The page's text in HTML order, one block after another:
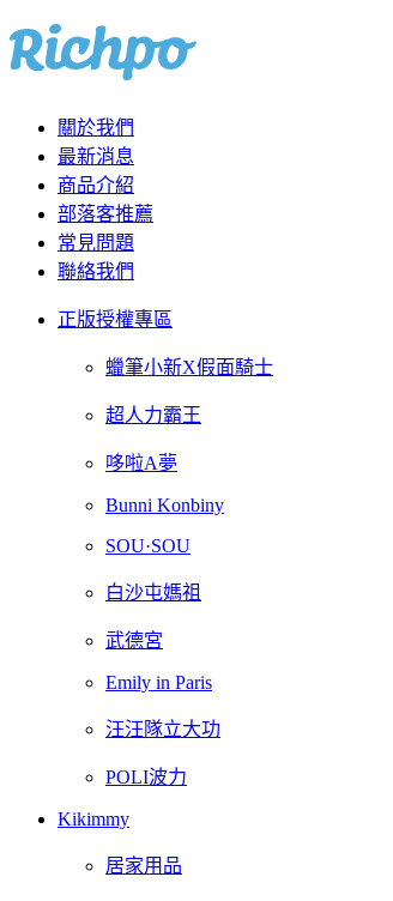
關於我們
最新消息
商品介紹
部落客推薦
常見問題
聯絡我們
正版授權專區
蠟筆小新X假面騎士
超人力霸王
哆啦A夢
Bunni Konbiny
SOU·SOU
白沙屯媽祖
武德宮
Emily in Paris
汪汪隊立大功
POLI波力
Kikimmy
居家用品